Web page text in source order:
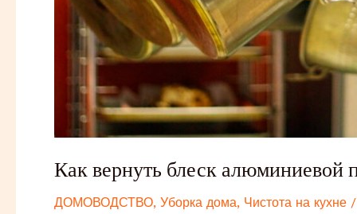
Как вернуть блеск алюминиевой
ДОМОВОДСТВО, Уборка дома, Чистота на кухне